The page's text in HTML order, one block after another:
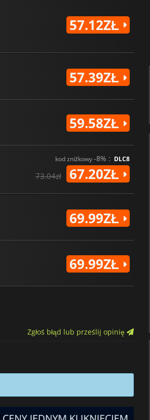
57.12ZŁ
57.39ZŁ
59.58ZŁ
kod zniżkowy-8% : DLC8
73.04zł 67.20ZŁ
69.99ZŁ
69.99ZŁ
Zgłoś błąd lub prześlij opinię